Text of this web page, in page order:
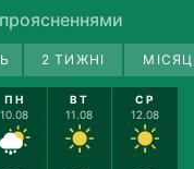
2 ТИЖНІ
ПН
10.08
ВТ
11.08
СР
12.08